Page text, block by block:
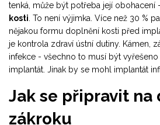
tenká, může být potřeba její obohacení
kosti . To není výjimka. Více než 30 %
nějakou formu doplnění kosti před
je kontrola zdraví ústní dutiny. Kámen,
infekce - všechno to musí být vyřešeno
implantát. Jinak by se mohl implantát
Jak se připravit na
zákroku